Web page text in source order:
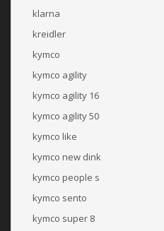
klarna
kreidler
kymco
kymco agility
kymco agility 16
kymco agility 50
kymco like
kymco new dink
kymco people s
kymco sento
kymco super 8